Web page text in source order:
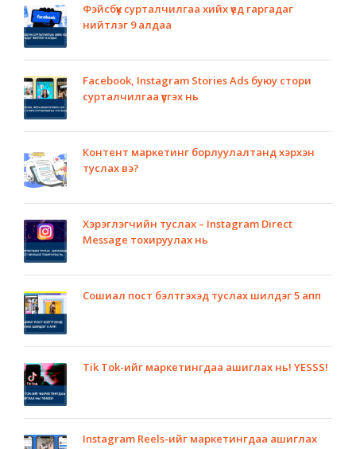
Фэйсбүүк сурталчилгаа хийх үед гаргадаг
нийтлэг 9 алдаа
Facebook, Instagram Stories Ads буюу стори
сурталчилгаа үүсгэх нь
Контент маркетинг борлуулалтанд хэрхэн
туслах вэ?
Хэрэглэгчийн туслах – Instagram Direct
Message тохируулах нь
Сошиал пост бэлтгэхэд туслах шилдэг 5 апп
Tik Tok-ийг маркетингдаа ашиглах нь! YESSS!
Instagram Reels-ийг маркетингдаа ашиглах